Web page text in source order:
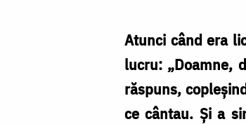
Atunci când era
lucru: „Doamne,
răspuns,
ce cântau. Și a